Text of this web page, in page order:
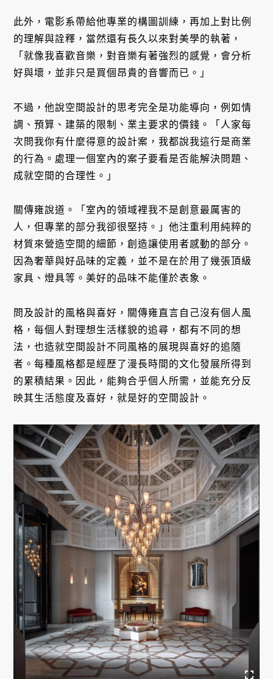
此外，電影系帶給他專業的構圖訓練，再加上對比例
的理解與詮釋，當然還有長久以來對美學的執著，
「就像我喜歡音樂，對音樂有著強烈的感覺，會分析
好與壞，並非只是買個昂貴的音響而已。」
不過，他說空間設計的思考完全是功能導向，例如情
調、預算、建築的限制、業主要求的價錢。「人家每
次問我你有什麼得意的設計案，我都說我這行是商業
的行為。處理一個室內的案子要看是否能解決問題、
成就空間的合理性。」
關傳雍說道。「室內的領域裡我不是創意最厲害的
人，但專業的部分我卻很堅持。」他注重利用純粹的
材質來營造空間的細節，創造讓使用者感動的部分。
因為奢華與好品味的定義，並不是在於用了幾張頂級
家具、燈具等。美好的品味不能僅於表象。
問及設計的風格與喜好，關傳雍直言自己沒有個人風
格，每個人對理想生活樣貌的追尋，都有不同的想
法，也造就空間設計不同風格的展現與喜好的追隨
者。每種風格都是經歷了漫長時間的文化發展所得到
的累積結果。因此，能夠合乎個人所需，並能充分反
映其生活態度及喜好，就是好的空間設計。